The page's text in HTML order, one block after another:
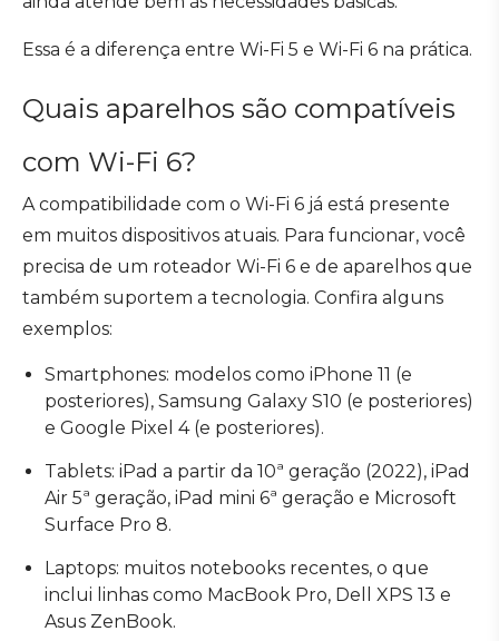
Essa é a diferença entre Wi-Fi 5 e Wi-Fi 6 na prática.
Quais aparelhos são compatíveis
com Wi-Fi 6?
A compatibilidade com o Wi-Fi 6 já está presente
em muitos dispositivos atuais. Para funcionar, você
precisa de um roteador Wi-Fi 6 e de aparelhos que
também suportem a tecnologia. Confira alguns
exemplos:
Smartphones: modelos como iPhone 11 (e
posteriores), Samsung Galaxy S10 (e posteriores)
e Google Pixel 4 (e posteriores).
Tablets: iPad a partir da 10ª geração (2022), iPad
Air 5ª geração, iPad mini 6ª geração e Microsoft
Surface Pro 8.
Laptops: muitos notebooks recentes, o que
inclui linhas como MacBook Pro, Dell XPS 13 e
Asus ZenBook.